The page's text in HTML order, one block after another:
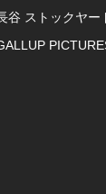
れている情報に
法律によって認
電子メールをお
谷 ストックヤー